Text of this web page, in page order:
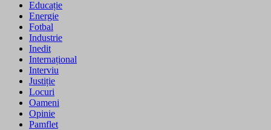
Educație
Energie
Fotbal
Industrie
Inedit
Internațional
Interviu
Justiție
Locuri
Oameni
Opinie
Pamflet